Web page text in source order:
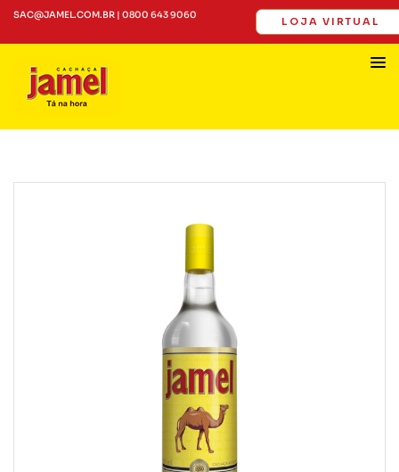
SAC@JAMEL.COM.BR | 0800 643 9060
LOJA VIRTUAL